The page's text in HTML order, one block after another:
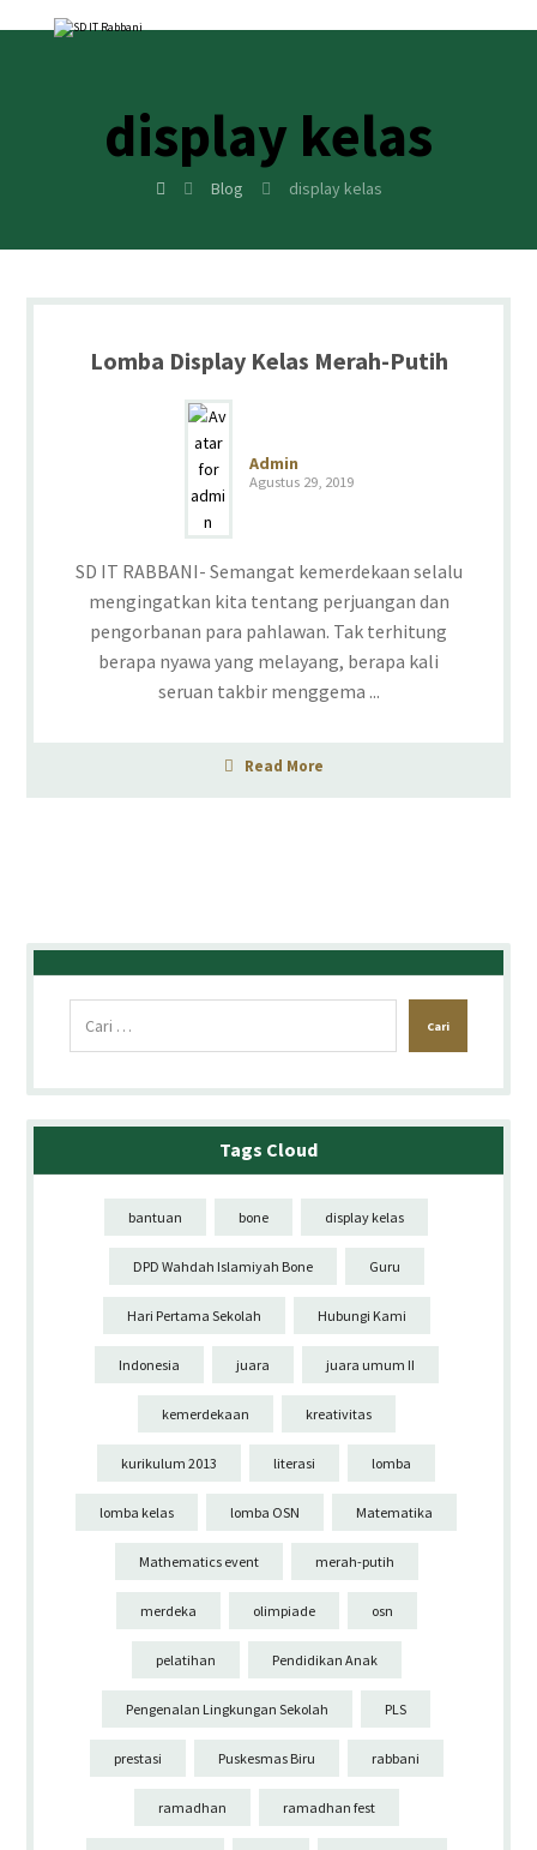
display kelas
Blog display kelas
Lomba Display Kelas Merah-Putih
Admin
Agustus 29, 2019
SD IT RABBANI- Semangat kemerdekaan selalu
mengingatkan kita tentang perjuangan dan
pengorbanan para pahlawan. Tak terhitung
berapa nyawa yang melayang, berapa kali
seruan takbir menggema ...
Read More
Tags Cloud
bantuan bone display kelas
DPD Wahdah Islamiyah Bone Guru
Hari Pertama Sekolah Hubungi Kami
Indonesia juara juara umum II
kemerdekaan kreativitas
kurikulum 2013 literasi lomba
lomba kelas lomba OSN Matematika
Mathematics event merah-putih
merdeka olimpiade osn
pelatihan Pendidikan Anak
Pengenalan Lingkungan Sekolah PLS
prestasi Puskesmas Biru rabbani
ramadhan ramadhan fest